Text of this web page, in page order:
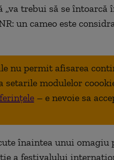
„va trebui să se întoarcă
un cameo este
nu permit afisarea
setarile modulelor
– e nevoie sa
înaintea unui omagiu
a festivalului